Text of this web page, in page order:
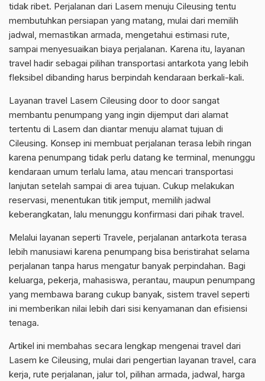
tidak ribet. Perjalanan dari Lasem menuju Cileusing tentu
membutuhkan persiapan yang matang, mulai dari memilih
jadwal, memastikan armada, mengetahui estimasi rute,
sampai menyesuaikan biaya perjalanan. Karena itu, layanan
travel hadir sebagai pilihan transportasi antarkota yang lebih
fleksibel dibanding harus berpindah kendaraan berkali-kali.
Layanan travel Lasem Cileusing door to door sangat
membantu penumpang yang ingin dijemput dari alamat
tertentu di Lasem dan diantar menuju alamat tujuan di
Cileusing. Konsep ini membuat perjalanan terasa lebih ringan
karena penumpang tidak perlu datang ke terminal, menunggu
kendaraan umum terlalu lama, atau mencari transportasi
lanjutan setelah sampai di area tujuan. Cukup melakukan
reservasi, menentukan titik jemput, memilih jadwal
keberangkatan, lalu menunggu konfirmasi dari pihak travel.
Melalui layanan seperti Travele, perjalanan antarkota terasa
lebih manusiawi karena penumpang bisa beristirahat selama
perjalanan tanpa harus mengatur banyak perpindahan. Bagi
keluarga, pekerja, mahasiswa, perantau, maupun penumpang
yang membawa barang cukup banyak, sistem travel seperti
ini memberikan nilai lebih dari sisi kenyamanan dan efisiensi
tenaga.
Artikel ini membahas secara lengkap mengenai travel dari
Lasem ke Cileusing, mulai dari pengertian layanan travel, cara
kerja, rute perjalanan, jalur tol, pilihan armada, jadwal, harga